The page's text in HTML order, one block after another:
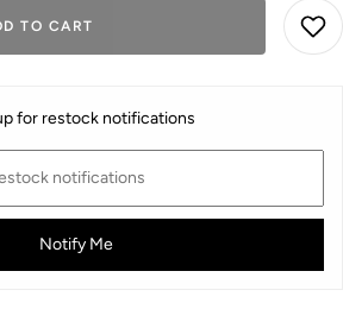
TO CART
for restock notifications
Notify Me